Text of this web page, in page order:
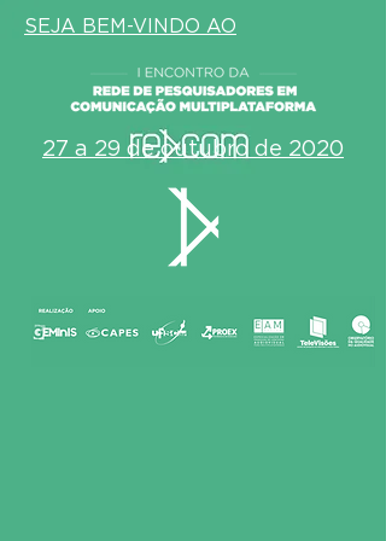
27 a 29 de outubro de 2020
SEJA BEM-VINDO AO